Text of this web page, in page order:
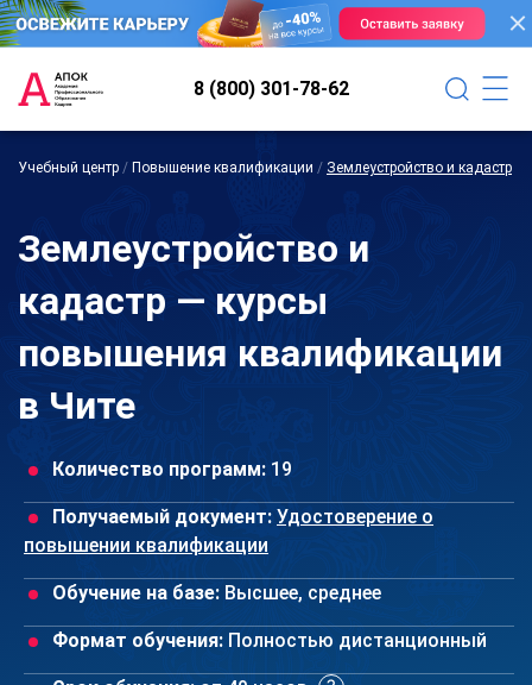
8 (800) 301-78-62
Учебный центр / Повышение квалификации / Землеустройство и кадастр
Землеустройство и
кадастр — курсы
повышения квалификации
в Чите
Количество программ: 19
Получаемый документ: Удостоверение о
повышении квалификации
Обучение на базе: Высшее, среднее
Формат обучения: Полностью дистанционный